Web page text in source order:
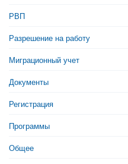
РВП
Разрешение на работу
Миграционный учет
Документы
Регистрация
Программы
Общее